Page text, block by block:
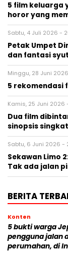
5 film keluarga
horor yang
Sabtu, 4 Juli 2026 -
Petak Umpet
dan fantasi
Minggu, 28 Juni 2026
5 rekomendasi
Kamis, 25 Juni 2026
Dua film
sinopsis
Sabtu, 6 Juni 2026 -
Sekawan Limo
Tak ada jalan
BERITA
Konten
5 bukti warga
pengguna jalan
perumahan, di